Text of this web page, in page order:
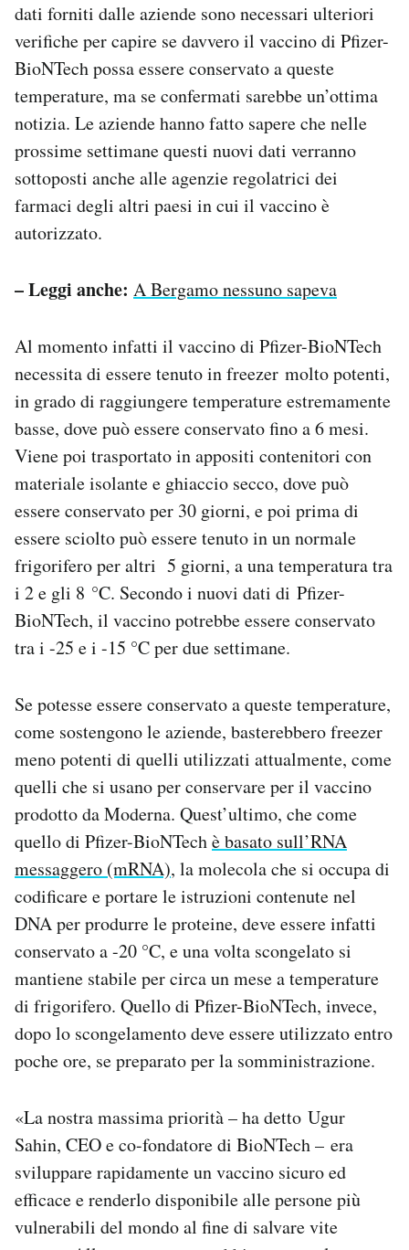
dati forniti dalle aziende sono necessari ulteriori
verifiche per capire se davvero il vaccino di Pfizer-
BioNTech possa essere conservato a queste
temperature, ma se confermati sarebbe un’ottima
notizia. Le aziende hanno fatto sapere che nelle
prossime settimane questi nuovi dati verranno
sottoposti anche alle agenzie regolatrici dei
farmaci degli altri paesi in cui il vaccino è
autorizzato.
– Leggi anche: A Bergamo nessuno sapeva
Al momento infatti il vaccino di Pfizer-BioNTech
necessita di essere tenuto in freezer molto potenti,
in grado di raggiungere temperature estremamente
basse, dove può essere conservato fino a 6 mesi.
Viene poi trasportato in appositi contenitori con
materiale isolante e ghiaccio secco, dove può
essere conservato per 30 giorni, e poi prima di
essere sciolto può essere tenuto in un normale
frigorifero per altri 5 giorni, a una temperatura tra
i 2 e gli 8 °C. Secondo i nuovi dati di Pfizer-
BioNTech, il vaccino potrebbe essere conservato
tra i -25 e i -15 °C per due settimane.
Se potesse essere conservato a queste temperature,
come sostengono le aziende, basterebbero freezer
meno potenti di quelli utilizzati attualmente, come
quelli che si usano per conservare per il vaccino
prodotto da Moderna. Quest’ultimo, che come
quello di Pfizer-BioNTechè basato sull’RNA
messaggero (mRNA), la molecola che si occupa di
codificare e portare le istruzioni contenute nel
DNA per produrre le proteine, deve essere infatti
conservato a -20 °C, e una volta scongelato si
mantiene stabile per circa un mese a temperature
di frigorifero. Quello di Pfizer-BioNTech, invece,
dopo lo scongelamento deve essere utilizzato entro
poche ore, se preparato per la somministrazione.
«La nostra massima priorità – ha detto Ugur
Sahin, CEO e co-fondatore di BioNTech – era
sviluppare rapidamente un vaccino sicuro ed
efficace e renderlo disponibile alle persone più
vulnerabili del mondo al fine di salvare vite